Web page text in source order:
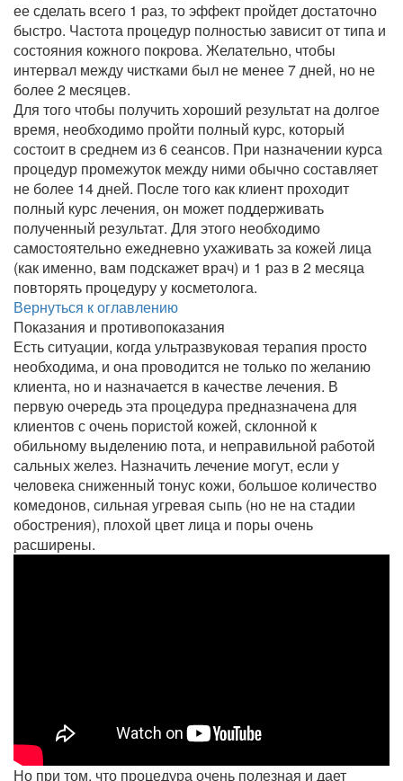
ее сделать всего 1 раз, то эффект пройдет достаточно
быстро. Частота процедур полностью зависит от типа и
состояния кожного покрова. Желательно, чтобы
интервал между чистками был не менее 7 дней, но не
более 2 месяцев.
Для того чтобы получить хороший результат на долгое
время, необходимо пройти полный курс, который
состоит в среднем из 6 сеансов. При назначении курса
процедур промежуток между ними обычно составляет
не более 14 дней. После того как клиент проходит
полный курс лечения, он может поддерживать
полученный результат. Для этого необходимо
самостоятельно ежедневно ухаживать за кожей лица
(как именно, вам подскажет врач) и 1 раз в 2 месяца
повторять процедуру у косметолога.
Вернуться к оглавлению
Показания и противопоказания
Есть ситуации, когда ультразвуковая терапия просто
необходима, и она проводится не только по желанию
клиента, но и назначается в качестве лечения. В
первую очередь эта процедура предназначена для
клиентов с очень пористой кожей, склонной к
обильному выделению пота, и неправильной работой
сальных желез. Назначить лечение могут, если у
человека сниженный тонус кожи, большое количество
комедонов, сильная угревая сыпь (но не на стадии
обострения), плохой цвет лица и поры очень
расширены.
Но при том, что процедура очень полезная и дает